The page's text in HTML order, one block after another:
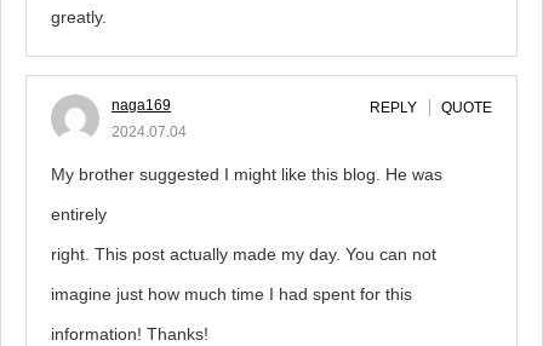
greatly.
naga169
2024.07.04
REPLY QUOTE
My brother suggested I might like this blog. He was
entirely
right. This post actually made my day. You can not
imagine just how much time I had spent for this
information! Thanks!